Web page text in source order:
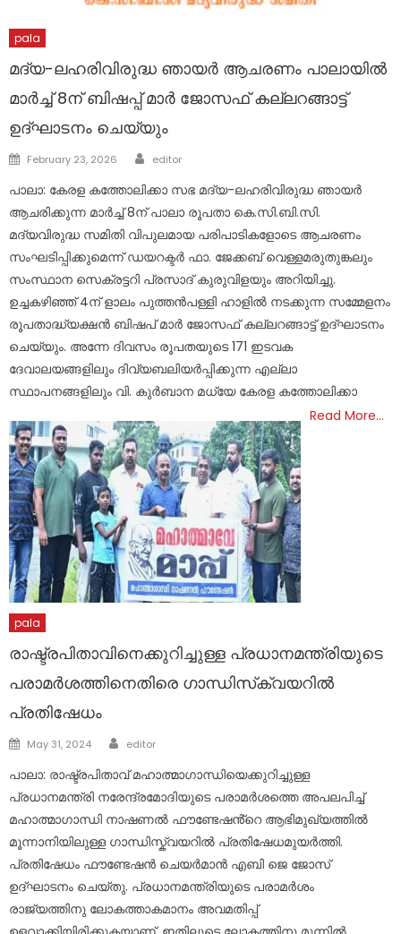
pala
മദ്യ-ലഹരിവിരുദ്ധ ഞായര്‍ ആചരണം പാലായില്‍
മാര്‍ച്ച് 8ന് ബിഷപ്പ് മാര്‍ ജോസഫ് കല്ലറങ്ങാട്ട്
ഉദ്ഘാടനം ചെയ്യും
Posted
February 23, 2026 Author
editor
പാലാ: കേരള കത്തോലിക്കാ സഭ മദ്യ-ലഹരിവിരുദ്ധ ഞായര്‍
ആചരിക്കുന്ന മാര്‍ച്ച് 8ന് പാലാ രൂപതാ കെ.സി.ബി.സി.
മദ്യവിരുദ്ധ സമിതി വിപുലമായ പരിപാടികളോടെ ആചരണം
സംഘടിപ്പിക്കുമെന്ന് ഡയറക്ടര്‍ ഫാ. ജേക്കബ് വെള്ളമരുതുങ്കലും
സംസ്ഥാന സെക്രട്ടറി പ്രസാദ് കുരുവിളയും അറിയിച്ചു.
ഉച്ചകഴിഞ്ഞ് 4ന് ളാലം പുത്തന്‍പള്ളി ഹാളില്‍ നടക്കുന്ന സമ്മേളനം
രൂപതാദ്ധ്യക്ഷന്‍ ബിഷപ് മാര്‍ ജോസഫ് കല്ലറങ്ങാട്ട് ഉദ്ഘാടനം
ചെയ്യും. അന്നേ ദിവസം രൂപതയുടെ 171 ഇടവക
ദേവാലയങ്ങളിലും ദിവ്യബലിയര്‍പ്പിക്കുന്ന എല്ലാ
സ്ഥാപനങ്ങളിലും വി. കുര്‍ബാന മധ്യേ കേരള കത്തോലിക്കാ
Read More…
pala
രാഷ്ട്രപിതാവിനെക്കുറിച്ചുള്ള പ്രധാനമന്ത്രിയുടെ
പരാമർശത്തിനെതിരെ ഗാന്ധിസ്‌ക്വയറിൽ
പ്രതിഷേധം
Posted
May 31, 2024 Author
editor
പാലാ: രാഷ്ട്രപിതാവ് മഹാത്മാഗാന്ധിയെക്കുറിച്ചുള്ള
പ്രധാനമന്ത്രി നരേന്ദ്രമോദിയുടെ പരാമർശത്തെ അപലപിച്ച്
മഹാത്മാഗാന്ധി നാഷണൽ ഫൗണ്ടേഷൻ്റെ ആഭിമുഖ്യത്തിൽ
മൂന്നാനിയിലുള്ള ഗാന്ധിസ്ക്വയറിൽ പ്രതിഷേധമുയർത്തി.
പ്രതിഷേധം ഫൗണ്ടേഷൻ ചെയർമാൻ എബി ജെ ജോസ്
ഉദ്ഘാടനം ചെയ്തു. പ്രധാനമന്ത്രിയുടെ പരാമർശം
രാജ്യത്തിനു ലോകത്താകമാനം അവമതിപ്പ്